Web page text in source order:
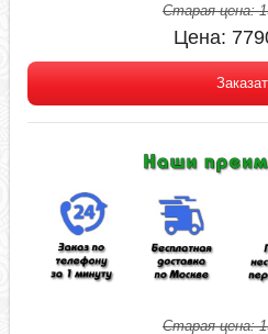
Старая цена:
Цена:
Старая цена: